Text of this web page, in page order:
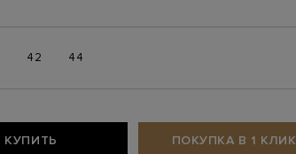
42 44
КУПИТЬ ПОКУПКА В 1 КЛИК